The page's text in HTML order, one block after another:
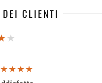
CLIENTI